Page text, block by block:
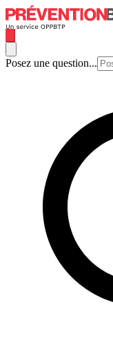
Posez une question...